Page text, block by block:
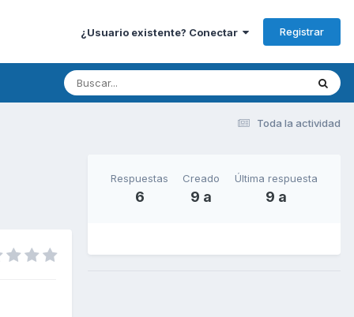
¿Usuario existente? Conectar Registrar
Toda la actividad
Respuestas
6
Creado
9 a
Última respuesta
9 a